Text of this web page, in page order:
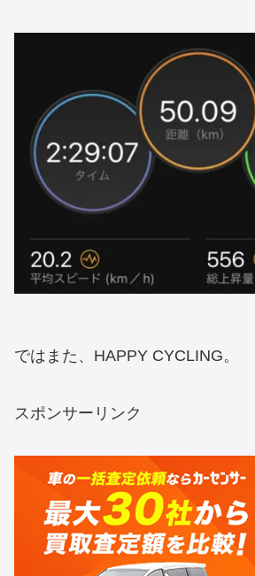
ではまた、HAPPY CYCLING。
スポンサーリンク